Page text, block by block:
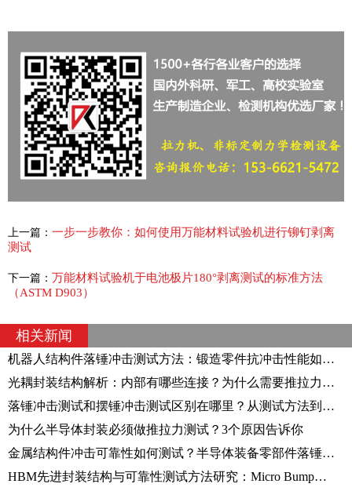
上一篇： 一步一步教你：如何使用万能材料试验机进行铆钉剥离
测试
下一篇： 万能材料试验机于电池极片180°剥离测试的标准方法
（ASTM D903）
相关新闻
机器人结构件落锤冲击测试方法：锻造零件抗冲击性能如何评价？
光耦封装结构解析：内部有哪些连接？为什么需要推拉力测试仪验证？
落锤冲击测试和摆锤冲击测试区别在哪里？从测试方法到应用场景解析
为什么半导体封装必须做推拉力测试？3个原因告诉你
金属结构件冲击可靠性如何测试？半导体装备零部件落锤冲击试验方法解析
HBM先进封装结构与可靠性测试方法研究：Micro Bump剪切测试技术解析